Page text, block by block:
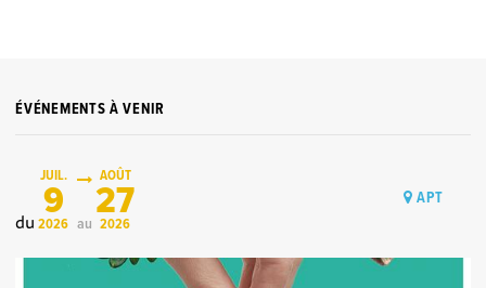
ÉVÉNEMENTS À VENIR
APT
du
JUIL.
9
2026 au
AOÛT
27
2026